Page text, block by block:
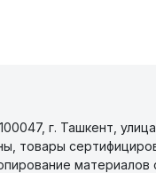
г. Ташкент,
товары
материалов